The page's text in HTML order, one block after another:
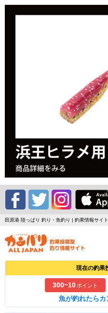
田原港 陸っぱり 釣り・魚釣り | 釣果情報サイ
現在の釣果
300~10ポイント
魚が釣れたら